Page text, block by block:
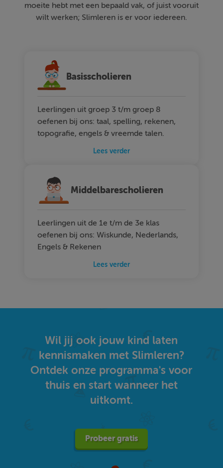
moeite hebt met een bepaald vak, of juist vooruit
wilt werken; Slimleren is er voor iedereen.
Basisscholieren
Leerlingen uit groep 3 t/m groep 8
oefenen bij ons: taal, spelling, rekenen,
topografie, engels & vreemde talen.
Lees verder
Middelbarescholieren
Leerlingen uit de 1e t/m de 3e klas
oefenen bij ons: Wiskunde, Nederlands,
Engels & Rekenen
Lees verder
Wil jij ook jouw kind laten
kennismaken met Slimleren?
Ontdek onze programma's voor
thuis en start wanneer het
uitkomt.
Probeer gratis